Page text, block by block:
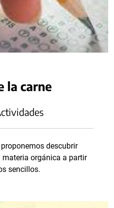
la carne
descubrir
orgánica a partir
sencillos.